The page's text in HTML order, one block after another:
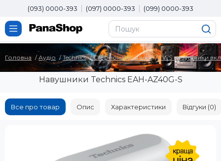
(093) 0000-393 (097) 0000-393 (099) 0000-393
Головна Аудіо Technics Стереонавушники TWS навушники
Навушники Technics EAH-AZ40G-S
Все про товар Опис Характеристики Відгуки (0)